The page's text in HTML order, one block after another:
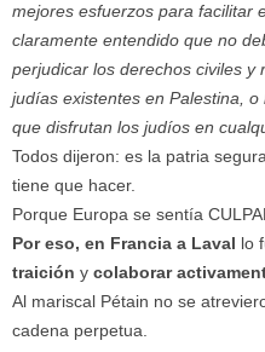
mejores esfuerzos para facilitar
claramente entendido que no
perjudicar los derechos civiles y
judías existentes en Palestina,
que disfrutan los judíos en
Todos dijeron: es la patria
tiene que hacer.
Porque Europa se sentía
Por eso, en Francia a Laval lo
traición y colaborar
Al mariscal Pétain no se
cadena perpetua.